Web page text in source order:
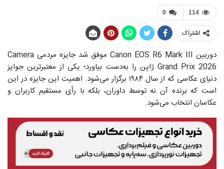
0 114
اشتراک
دوربین Canon EOS R6 Mark III موفق شد جایزه‌ مردمی Camera
Grand Prix 2026 ژاپن را به‌دست بیاورد؛ یکی از معتبرترین جوایز
دنیای عکاسی که از سال ۱۹۸۴ برگزار می‌شود. اهمیت این جایزه در این
است که برنده‌ آن نه توسط داوران، بلکه با رأی مستقیم کاربران و
عکاسان انتخاب می‌شود.